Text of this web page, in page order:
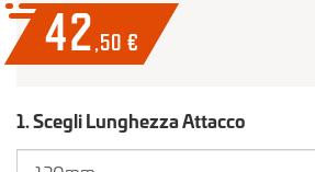
42,50 €
1. Scegli Lunghezza Attacco